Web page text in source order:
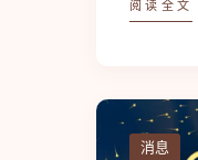
阅读全文
消息